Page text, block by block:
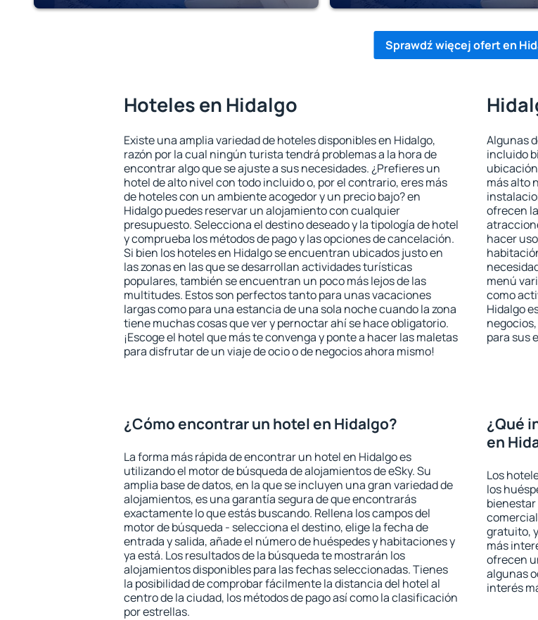
Sprawdź więcej ofert en
Hoteles en Hidalgo
Existe una amplia variedad de hoteles disponibles en Hidalgo,
razón por la cual ningún turista tendrá problemas a la hora de
encontrar algo que se ajuste a sus necesidades. ¿Prefieres un
hotel de alto nivel con todo incluido o, por el contrario, eres más
de hoteles con un ambiente acogedor y un precio bajo? en
Hidalgo puedes reservar un alojamiento con cualquier
presupuesto. Selecciona el destino deseado y la tipología de hotel
y comprueba los métodos de pago y las opciones de cancelación.
Si bien los hoteles en Hidalgo se encuentran ubicados justo en
las zonas en las que se desarrollan actividades turísticas
populares, también se encuentran un poco más lejos de las
multitudes. Estos son perfectos tanto para unas vacaciones
largas como para una estancia de una sola noche cuando la zona
tiene muchas cosas que ver y pernoctar ahí se hace obligatorio.
¡Escoge el hotel que más te convenga y ponte a hacer las maletas
para disfrutar de un viaje de ocio o de negocios ahora mismo!
Algunas
incluido
más alto
ofrecen
hacer
menú
como
Hidalgo
para sus
¿Cómo encontrar un hotel en Hidalgo?
La forma más rápida de encontrar un hotel en Hidalgo es
utilizando el motor de búsqueda de alojamientos de eSky. Su
amplia base de datos, en la que se incluyen una gran variedad de
alojamientos, es una garantía segura de que encontrarás
exactamente lo que estás buscando. Rellena los campos del
motor de búsqueda - selecciona el destino, elige la fecha de
entrada y salida, añade el número de huéspedes y habitaciones y
ya está. Los resultados de la búsqueda te mostrarán los
alojamientos disponibles para las fechas seleccionadas. Tienes
la posibilidad de comprobar fácilmente la distancia del hotel al
centro de la ciudad, los métodos de pago así como la clasificación
por estrellas.
¿Qué
en
Los
los
gratuito,
más
ofrecen
algunas
interés